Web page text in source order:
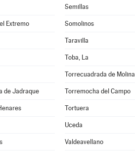
Semillas
Extremo Somolinos
Taravilla
Toba, La
Torrecuadrada de Molina
de Jadraque Torremocha del Campo
Tortuera
Uceda
Valdeavellano